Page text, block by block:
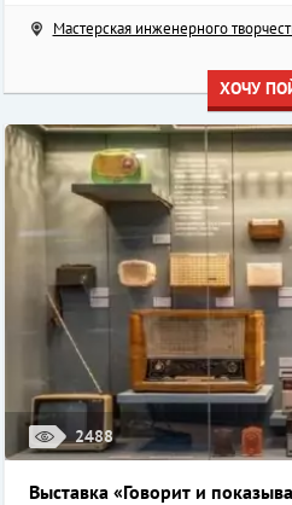
Мастерская инженерного
ХОЧУ
2488
Выставка «Говорит и